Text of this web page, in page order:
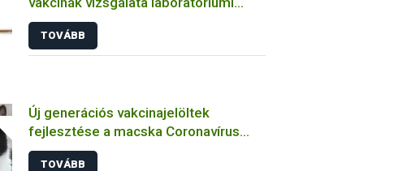
állatokon
TOVÁBB
Új generációs vakcinajelöltek
fejlesztése a macska Coronavírus
fertőzése ellen
TOVÁBB